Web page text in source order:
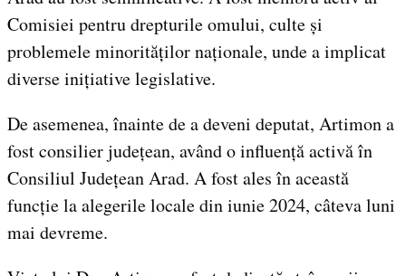
Comisiei pentru drepturile omului, culte și
problemele minorităților naționale, unde a implicat
diverse inițiative legislative.
De asemenea, înainte de a deveni deputat, Artimon a
fost consilier județean, având o influență activă în
Consiliul Județean Arad. A fost ales în această
funcție la alegerile locale din iunie 2024, câteva luni
mai devreme.